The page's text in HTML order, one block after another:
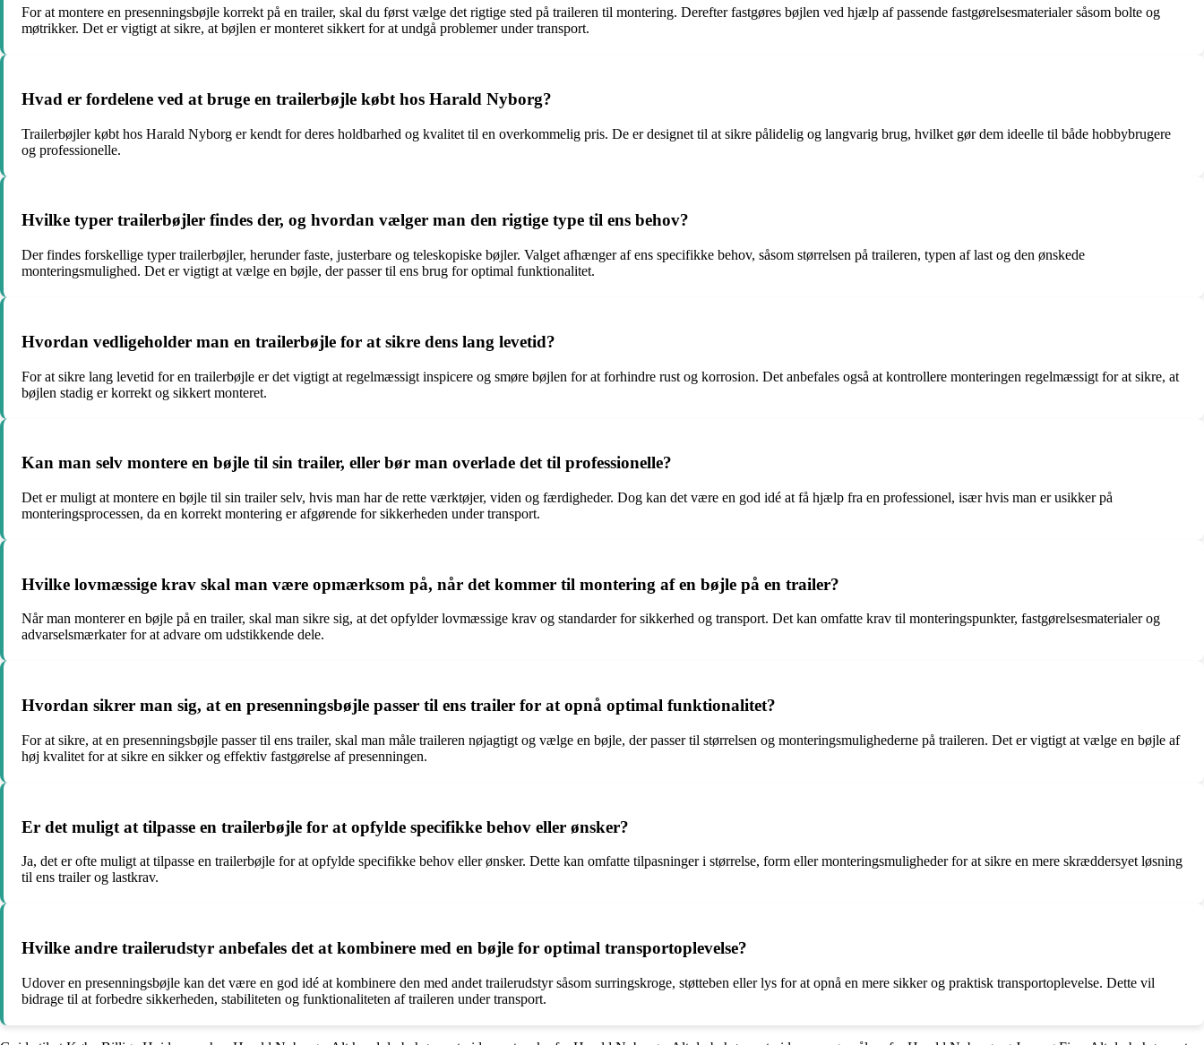
For at montere en presenningsbøjle korrekt på en trailer, skal du først vælge det rigtige sted på traileren til montering. Derefter fastgøres bøjlen ved hjælp af passende fastgørelsesmaterialer såsom bolte og
møtrikker. Det er vigtigt at sikre, at bøjlen er monteret sikkert for at undgå problemer under transport.
Hvad er fordelene ved at bruge en trailerbøjle købt hos Harald Nyborg?
Trailerbøjler købt hos Harald Nyborg er kendt for deres holdbarhed og kvalitet til en overkommelig pris. De er designet til at sikre pålidelig og langvarig brug, hvilket gør dem ideelle til både hobbybrugere
og professionelle.
Hvilke typer trailerbøjler findes der, og hvordan vælger man den rigtige type til ens behov?
Der findes forskellige typer trailerbøjler, herunder faste, justerbare og teleskopiske bøjler. Valget afhænger af ens specifikke behov, såsom størrelsen på traileren, typen af last og den ønskede
monteringsmulighed. Det er vigtigt at vælge en bøjle, der passer til ens brug for optimal funktionalitet.
Hvordan vedligeholder man en trailerbøjle for at sikre dens lang levetid?
For at sikre lang levetid for en trailerbøjle er det vigtigt at regelmæssigt inspicere og smøre bøjlen for at forhindre rust og korrosion. Det anbefales også at kontrollere monteringen regelmæssigt for at sikre, at
bøjlen stadig er korrekt og sikkert monteret.
Kan man selv montere en bøjle til sin trailer, eller bør man overlade det til professionelle?
Det er muligt at montere en bøjle til sin trailer selv, hvis man har de rette værktøjer, viden og færdigheder. Dog kan det være en god idé at få hjælp fra en professionel, især hvis man er usikker på
monteringsprocessen, da en korrekt montering er afgørende for sikkerheden under transport.
Hvilke lovmæssige krav skal man være opmærksom på, når det kommer til montering af en bøjle på en trailer?
Når man monterer en bøjle på en trailer, skal man sikre sig, at det opfylder lovmæssige krav og standarder for sikkerhed og transport. Det kan omfatte krav til monteringspunkter, fastgørelsesmaterialer og
advarselsmærkater for at advare om udstikkende dele.
Hvordan sikrer man sig, at en presenningsbøjle passer til ens trailer for at opnå optimal funktionalitet?
For at sikre, at en presenningsbøjle passer til ens trailer, skal man måle traileren nøjagtigt og vælge en bøjle, der passer til størrelsen og monteringsmulighederne på traileren. Det er vigtigt at vælge en bøjle af
høj kvalitet for at sikre en sikker og effektiv fastgørelse af presenningen.
Er det muligt at tilpasse en trailerbøjle for at opfylde specifikke behov eller ønsker?
Ja, det er ofte muligt at tilpasse en trailerbøjle for at opfylde specifikke behov eller ønsker. Dette kan omfatte tilpasninger i størrelse, form eller monteringsmuligheder for at sikre en mere skræddersyet løsning
til ens trailer og lastkrav.
Hvilke andre trailerudstyr anbefales det at kombinere med en bøjle for optimal transportoplevelse?
Udover en presenningsbøjle kan det være en god idé at kombinere den med andet trailerudstyr såsom surringskroge, støtteben eller lys for at opnå en mere sikker og praktisk transportoplevelse. Dette vil
bidrage til at forbedre sikkerheden, stabiliteten og funktionaliteten af traileren under transport.